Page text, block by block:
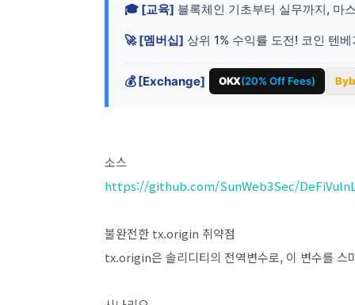
🎓 [교육] 블록체인 기초부터 실무까지, 마
🚀 [멤버십] 상위 1% 수익률 도전! 코인 텐
💰 [Exchange] OKX(20% Off Fees)
소스
https://github.com/SunWeb3Sec/
불완전한 tx.origin 취약점
tx.origin은 솔리디티의 전역변수로, 이 변수를 스